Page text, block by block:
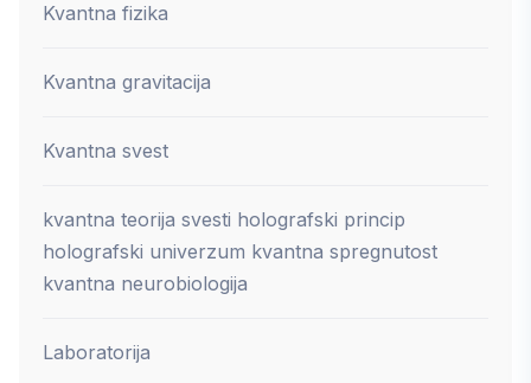
Kvantna fizika
Kvantna gravitacija
Kvantna svest
kvantna teorija svesti holografski princip
holografski univerzum kvantna spregnutost
kvantna neurobiologija
Laboratorija